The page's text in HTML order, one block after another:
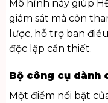
Mô hình này giúp
giám sát mà còn
lược, hỗ trợ ban
độc lập cần thiết.
Bộ công cụ dành
Một điểm nổi bật